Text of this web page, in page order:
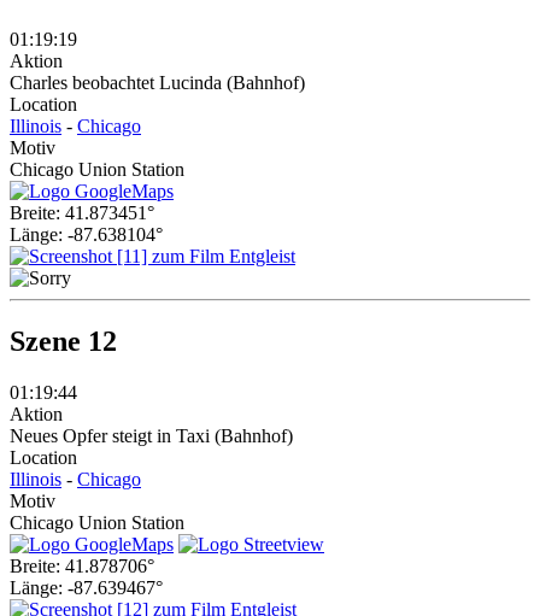
01:19:19
Aktion
Charles beobachtet Lucinda (Bahnhof)
Location
Illinois - Chicago
Motiv
Chicago Union Station
Breite: 41.873451°
Länge: -87.638104°
Leider kein Bild!
freuen wenn du es mir
Danke...
Szene 12
01:19:44
Aktion
Neues Opfer steigt in Taxi (Bahnhof)
Location
Illinois - Chicago
Motiv
Chicago Union Station
Breite: 41.878706°
Länge: -87.639467°